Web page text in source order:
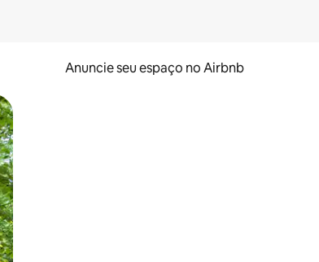
Anuncie seu espaço no Airbnb